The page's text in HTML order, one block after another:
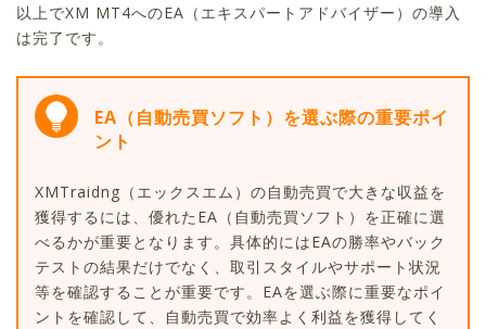
以上でXM MT4へのEA（エキスパートアドバイザー）の導入
は完了です。
EA（自動売買ソフト）を選ぶ際の重要ポイ
ント
XMTraidng（エックスエム）の自動売買で大きな収益を
獲得するには、優れたEA（自動売買ソフト）を正確に選
べるかが重要となります。具体的にはEAの勝率やバック
テストの結果だけでなく、取引スタイルやサポート状況
等を確認することが重要です。EAを選ぶ際に重要なポイ
ントを確認して、自動売買で効率よく利益を獲得してく